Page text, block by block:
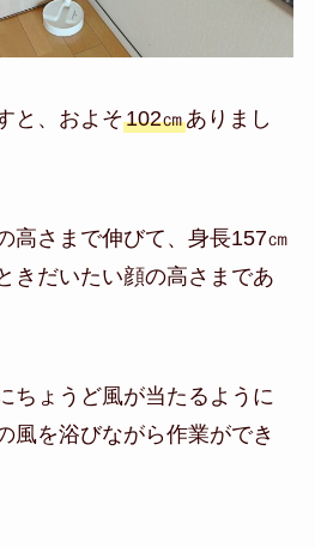
と、およそ102㎝ありまし
高さまで伸びて、身長157㎝
きだいたい顔の高さまであ
ちょうど風が当たるように
風を浴びながら作業ができ